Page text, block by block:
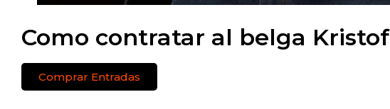
Como contratar al belga Kristof
Comprar Entradas